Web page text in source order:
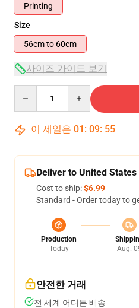
Printing
Size
56cm to 60cm
사이즈 가이드 보기
이 세일은 01 : 09: 54
Deliver to United States
Cost to ship:$6.99
Standard - Order today to
Production
Today
Aug.
안전한 거래
전 세계 어디든 배송